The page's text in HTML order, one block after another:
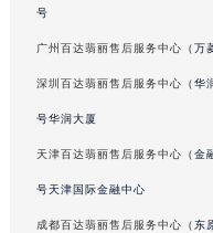
号
广州百达翡丽售后服务中心 （
深圳百达翡丽售后服务中心 （
号华润大厦
天津百达翡丽售后服务中心 （
号天津国际金融中心
成都百达翡丽售后服务中心 （